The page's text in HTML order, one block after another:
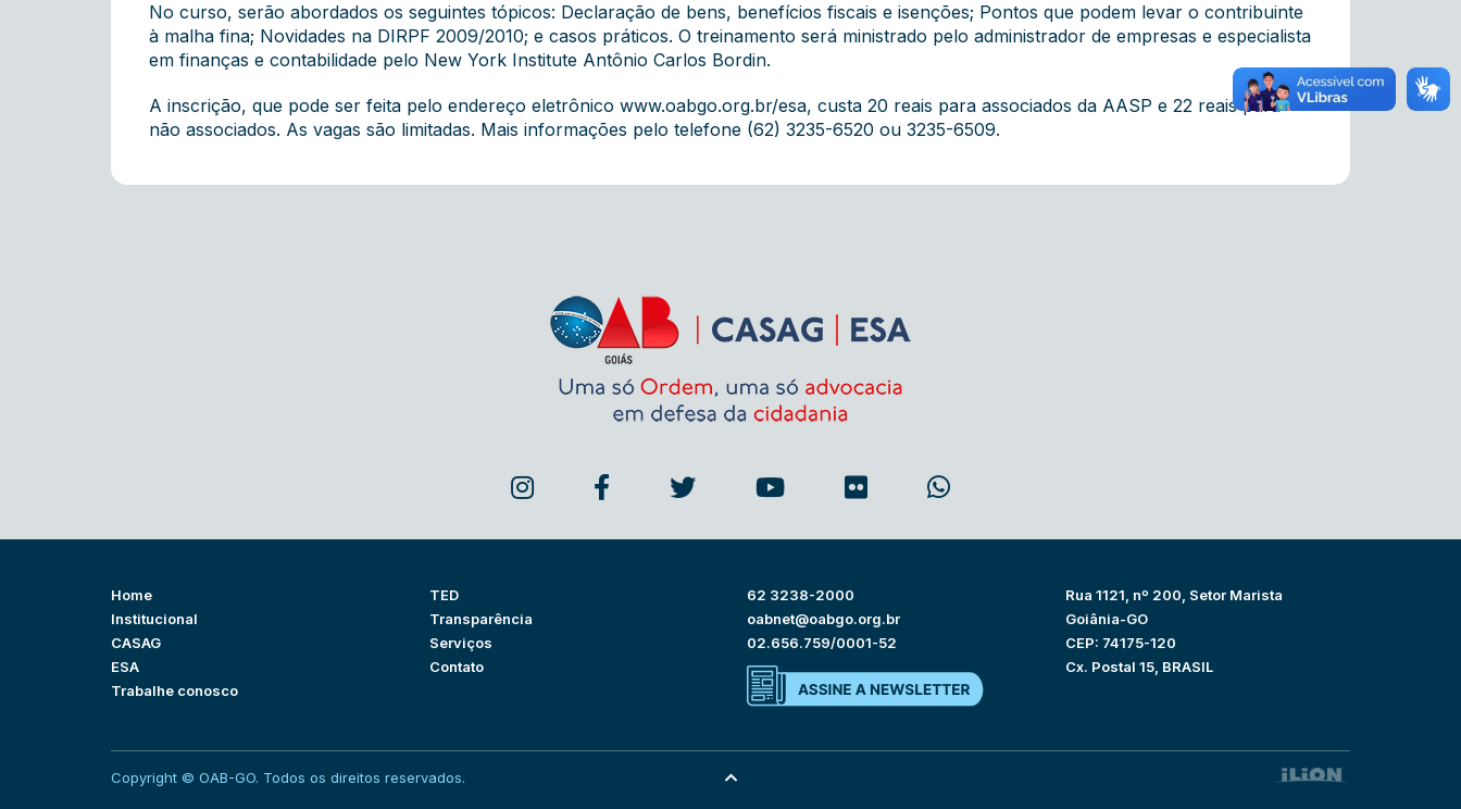
No curso, serão abordados os seguintes tópicos: Declaração de bens, benefícios fiscais e isenções; Pontos que podem levar o contribuinte
à malha fina; Novidades na DIRPF 2009/2010; e casos práticos. O treinamento será ministrado pelo administrador de empresas e especialista
em finanças e contabilidade pelo New York Institute Antônio Carlos Bordin.
A inscrição, que pode ser feita pelo endereço eletrônico www.oabgo.org.br/esa, custa 20 reais para associados da AASP e 22 reais para
não associados. As vagas são limitadas. Mais informações pelo telefone (62) 3235-6520 ou 3235-6509.
Home
Institucional
CASAG
ESA
Trabalhe conosco
TED
Transparência
Serviços
Contato
62 3238-2000
oabnet@oabgo.org.br
02.656.759/0001-52
Rua 1121, nº 200, Setor Marista
Goiânia-GO
CEP: 74175-120
Cx. Postal 15, BRASIL
Copyright © OAB-GO. Todos os direitos reservados.